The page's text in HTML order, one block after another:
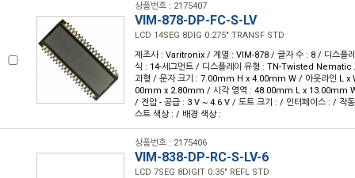
상품번호 : 2175407
VIM-878-DP-FC-S-LV
LCD 14SEG 8DIG 0.275" TRANSF STD
제조사 : Varitronix / 계열 : VIM-878 / 글자 수 : 8 / 디스플
식 : 14-세그먼트 / 디스플레이 유형 : TN-Twisted Nematic
과형 / 문자 크기 : 7.00mm H x 4.00mm W / 아웃라인 L x
00mm x 2.80mm / 시각 영역 : 48.00mm L x 13.00mm
/ 전압 - 공급 : 3 V ~ 4.6 V / 도트 크기 : / 인터페이스 : / 작
스트 색상 : / 배경 색상 :
상품번호 : 2175406
VIM-838-DP-RC-S-LV-6
LCD 7SEG 8DIGIT 0.35" REFL STD